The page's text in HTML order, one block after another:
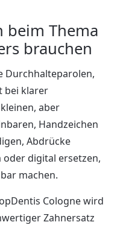
beim Thema
brauchen
Durchhalteparolen,
bei klarer
aber
Handzeichen
Abdrücke
digital ersetzen,
machen.
Cologne wird
Zahnersatz